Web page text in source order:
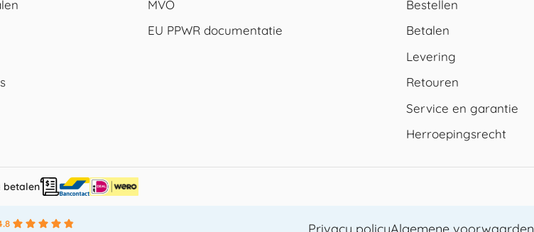
MVO
EU PPWR documentatie
Bestellen
Betalen
Levering
Retouren
Service en garantie
Herroepingsrecht
betalen